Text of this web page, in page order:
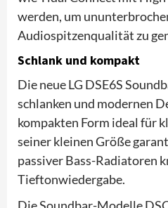
werden, um
Audiospitzenqualität zu
Schlank und kompakt
Die neue LG DSE6S
schlanken und modernen
kompakten Form ideal für
seiner kleinen Größe
passiver Bass-Radiatoren
Tieftonwiedergabe.